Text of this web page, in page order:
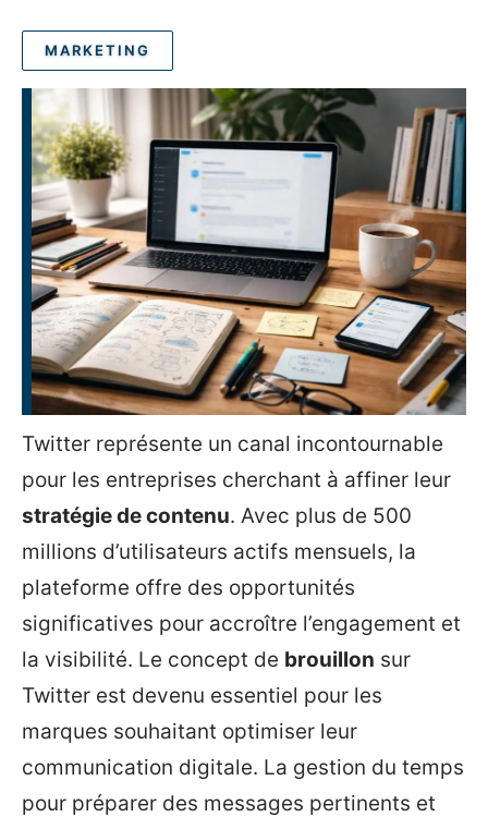
MARKETING
Twitter représente un canal incontournable
pour les entreprises cherchant à affiner leur
stratégie de contenu. Avec plus de 500
millions d’utilisateurs actifs mensuels, la
plateforme offre des opportunités
significatives pour accroître l’engagement et
la visibilité. Le concept de brouillon sur
Twitter est devenu essentiel pour les
marques souhaitant optimiser leur
communication digitale. La gestion du temps
pour préparer des messages pertinents et